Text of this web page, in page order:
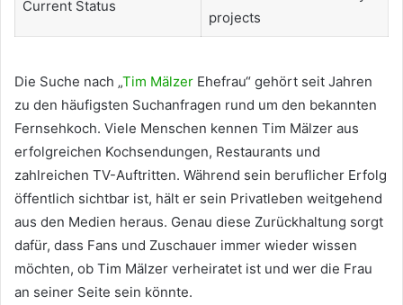
Current Status
projects
Die Suche nach „Tim Mälzer Ehefrau“ gehört seit Jahren
zu den häufigsten Suchanfragen rund um den bekannten
Fernsehkoch. Viele Menschen kennen Tim Mälzer aus
erfolgreichen Kochsendungen, Restaurants und
zahlreichen TV-Auftritten. Während sein beruflicher Erfolg
öffentlich sichtbar ist, hält er sein Privatleben weitgehend
aus den Medien heraus. Genau diese Zurückhaltung sorgt
dafür, dass Fans und Zuschauer immer wieder wissen
möchten, ob Tim Mälzer verheiratet ist und wer die Frau
an seiner Seite sein könnte.